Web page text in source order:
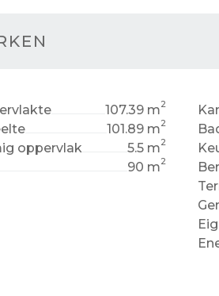
107.39 m2
101.89 m2
oppervlak 5.5 m2
90 m2